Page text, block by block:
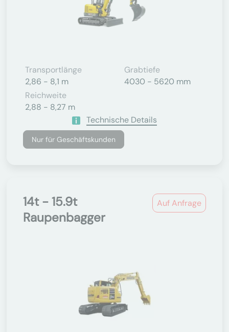
Transportlänge
2,86 - 8,1 m
Grabtiefe
4030 - 5620 mm
Reichweite
2,88 - 8,27 m
Technische Details
Nur für Geschäftskunden
Auf Anfrage
14t - 15.9t
Raupenbagger